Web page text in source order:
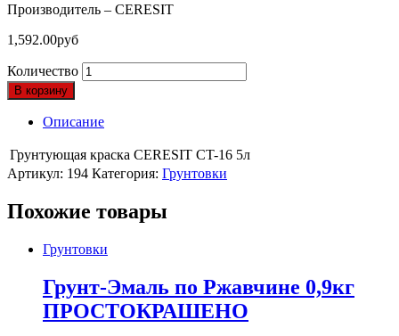
Производитель – CERESIT
1,592.00руб
Количество
В корзину
Описание
Грунтующая краска CERESIT CT-16 5л
Артикул: 194 Категория: Грунтовки
Похожие товары
Грунтовки
Грунт-Эмаль по Ржавчине 0,9кг
ПРОСТОКРАШЕНО